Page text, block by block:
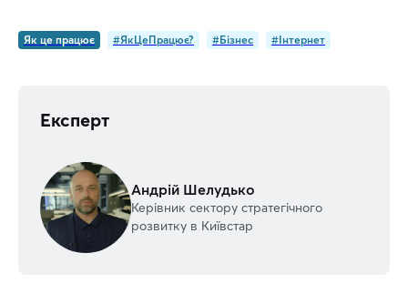
Як це працює #ЯкЦеПрацює? #Бізнес #Інтернет
Експерт
Андрій Шелудько
Керівник сектору стратегічного
розвитку в Київстар